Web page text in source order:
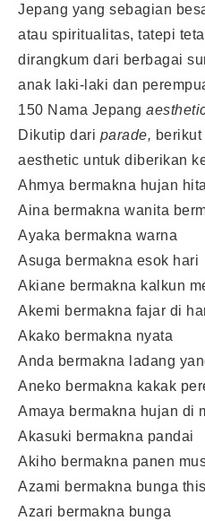
Jepang yang sebagian
atau spiritualitas, tatepi
dirangkum dari berbagai
anak laki-laki dan
150 Nama Jepang
Dikutip dari parade,
aesthetic untuk diberikan
Ahmya bermakna hujan
Aina bermakna wanita
Ayaka bermakna warna
Asuga bermakna esok hari
Akiane bermakna kalkun
Akemi bermakna fajar di
Akako bermakna nyata
Anda bermakna ladang
Aneko bermakna kakak
Amaya bermakna hujan di
Akasuki bermakna pandai
Akiho bermakna panen
Azami bermakna bunga
Azari bermakna bunga